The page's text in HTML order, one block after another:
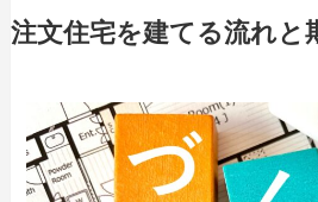
注文住宅を建てる流れと